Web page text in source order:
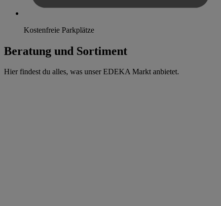
Kostenfreie Parkplätze
Beratung und Sortiment
Hier findest du alles, was unser EDEKA Markt anbietet.